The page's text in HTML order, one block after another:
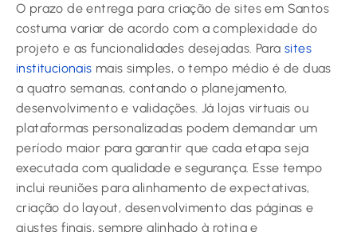
O prazo de entrega para criação de sites em Santos
costuma variar de acordo com a complexidade do
projeto e as funcionalidades desejadas. Para sites
institucionais mais simples, o tempo médio é de duas
a quatro semanas, contando o planejamento,
desenvolvimento e validações. Já lojas virtuais ou
plataformas personalizadas podem demandar um
período maior para garantir que cada etapa seja
executada com qualidade e segurança. Esse tempo
inclui reuniões para alinhamento de expectativas,
criação do layout, desenvolvimento das páginas e
ajustes finais, sempre alinhado à rotina e